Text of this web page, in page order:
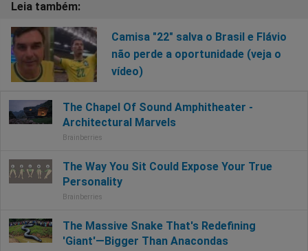
Camisa "22" salva o Brasil e Flávio
não perde a oportunidade (veja o
vídeo)